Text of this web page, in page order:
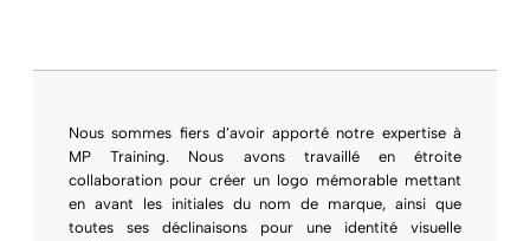
Nous sommes fiers d’avoir apporté notre expertise à
MP Training. Nous avons travaillé en étroite
collaboration pour créer un logo mémorable mettant
en avant les initiales du nom de marque, ainsi que
toutes ses déclinaisons pour une identité visuelle